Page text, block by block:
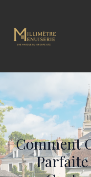
Comment
Parfaite